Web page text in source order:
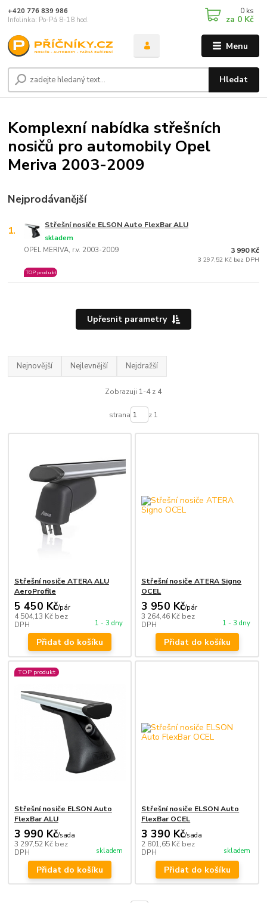
Menu
Hledat
+420 776 839 986
Infolinka: Po-Pá 8-18 hod.
0 ks
za 0 Kč
Komplexní nabídka střešních
nosičů pro automobily Opel
Meriva 2003-2009
Nejprodávanější
1. Střešní nosiče ELSON Auto FlexBar ALU
OPEL MERIVA, r.v. 2003-2009
skladem
TOP produkt
3 990 Kč
3 297,52 Kč bez DPH
Upřesnit parametry
Nejnovější Nejlevnější Nejdražší
Zobrazuji 1-4 z 4
strana z 1
Střešní nosiče ATERA ALU
AeroProfile
5 450 Kč/pár
4 504,13 Kč bez
DPH
1 - 3 dny
Přidat do košíku
Střešní nosiče ATERA Signo
OCEL
3 950 Kč/pár
3 264,46 Kč bez
DPH
1 - 3 dny
Přidat do košíku
TOP produkt
Střešní nosiče ELSON Auto
FlexBar ALU
3 990 Kč/sada
3 297,52 Kč bez
DPH
skladem
Přidat do košíku
Střešní nosiče ELSON Auto
FlexBar OCEL
3 390 Kč/sada
2 801,65 Kč bez
DPH
skladem
Přidat do košíku